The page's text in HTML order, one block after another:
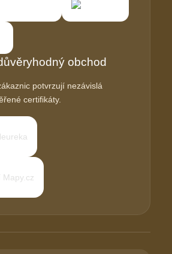
obchod
potvrzují nezávislá
certifikáty.